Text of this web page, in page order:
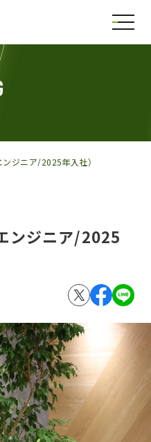
ジニア/2025年入社）
ンジニア/2025